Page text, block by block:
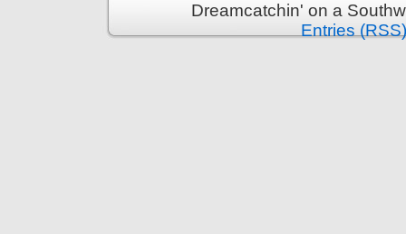
Dreamcatchin' on a
Entries (RSS)